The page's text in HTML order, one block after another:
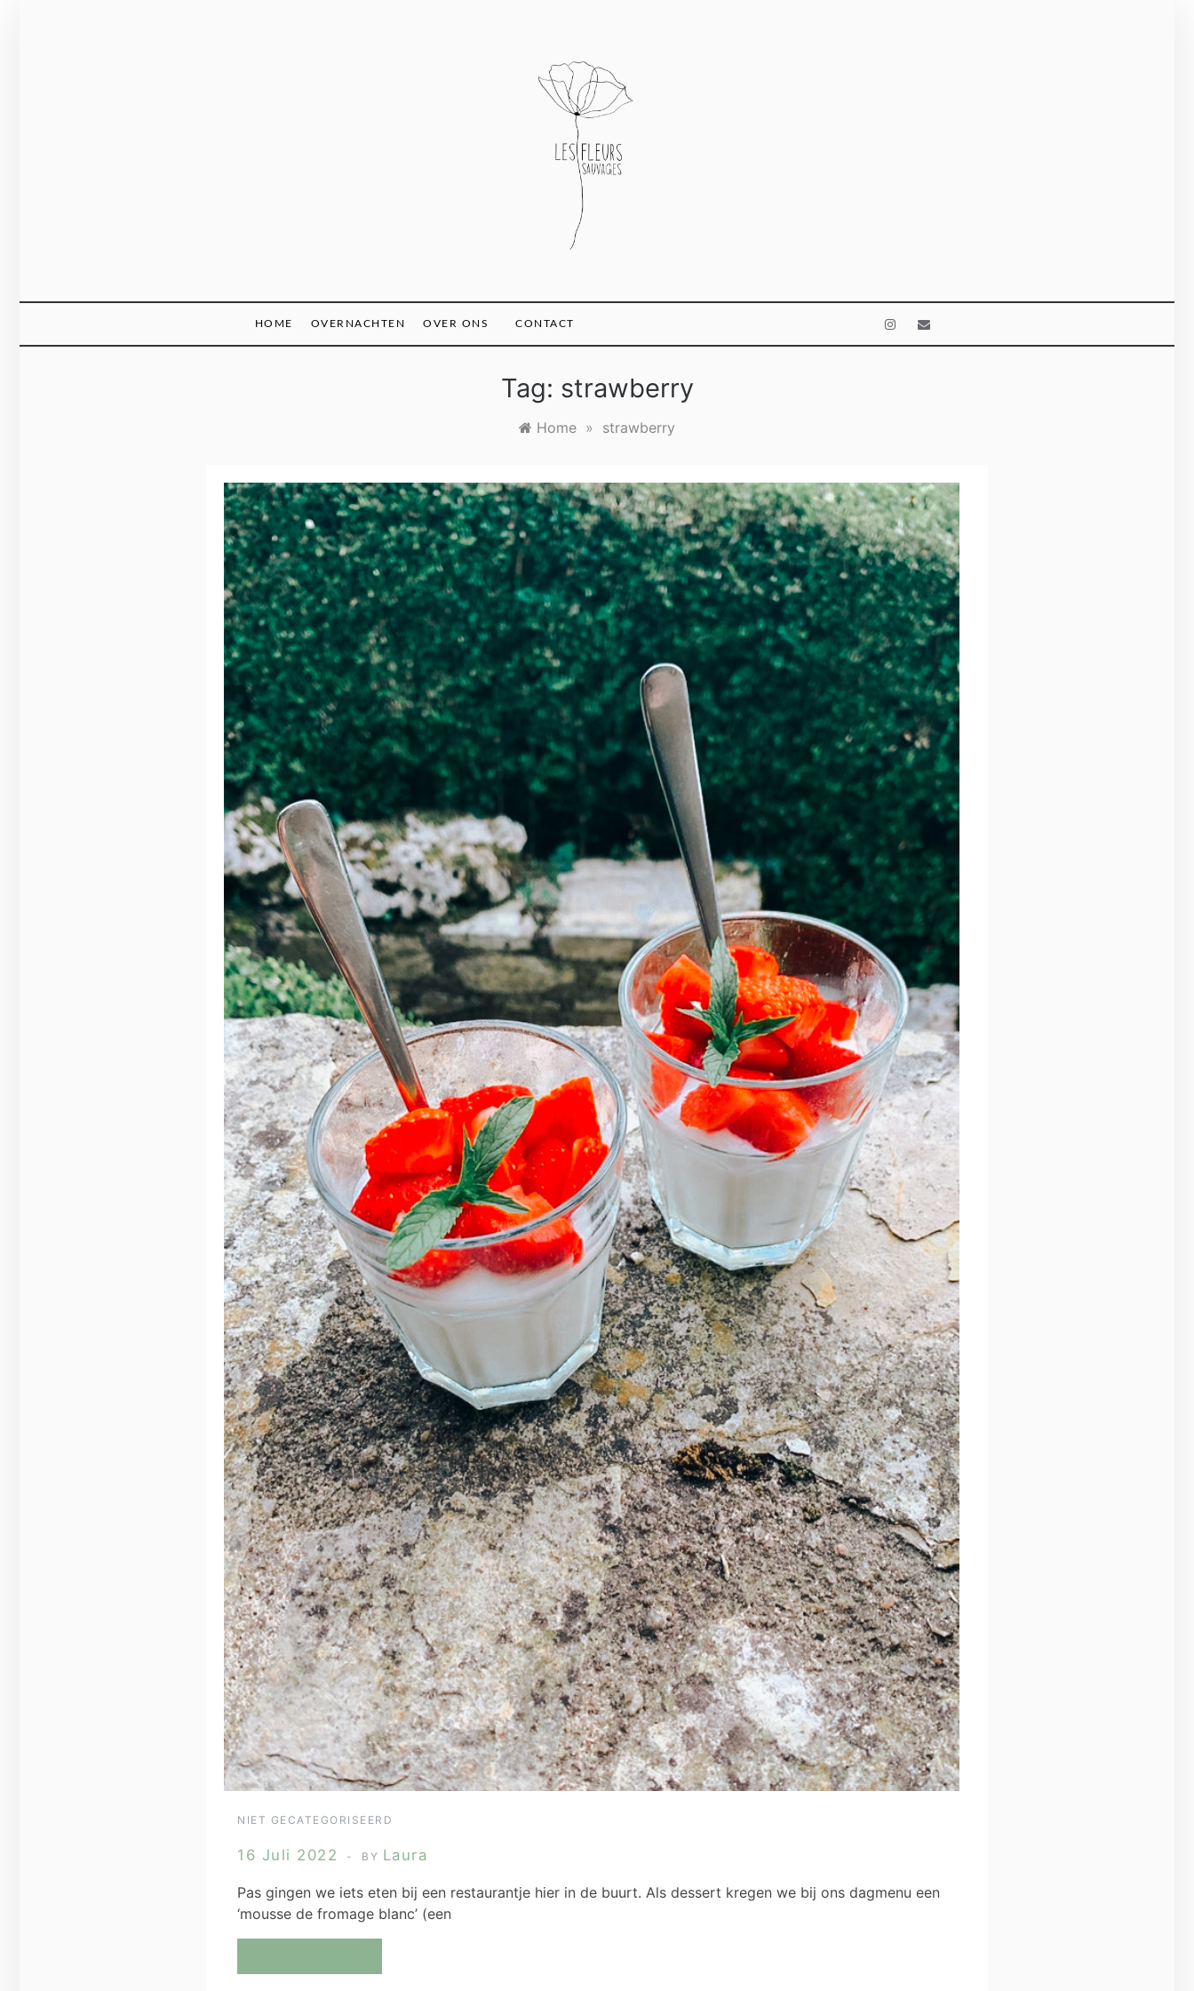
HOME OVERNACHTEN OVER ONS CONTACT
Tag: strawberry
Home » strawberry
NIET GECATEGORISEERD
16 Juli 2022 BY Laura
Pas gingen we iets eten bij een restaurantje hier in de buurt. Als dessert kregen we bij ons dagmenu een
‘mousse de fromage blanc’ (een